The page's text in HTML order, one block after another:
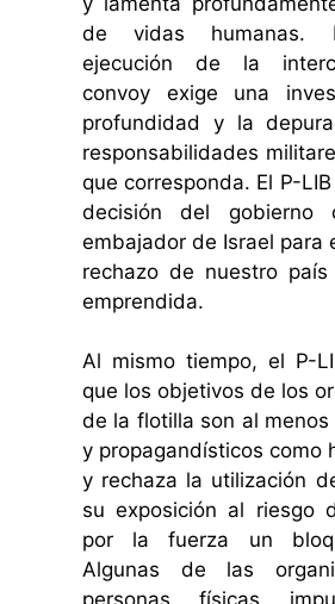
de vidas humanas.
ejecución de la
convoy exige una
profundidad y la
responsabilidades
que corresponda. El P-
decisión del
embajador de Israel para
rechazo de nuestro
emprendida.
Al mismo tiempo, el P-
que los objetivos de los
de la flotilla son al
y propagandísticos como
y rechaza la utilización
su exposición al riesgo
por la fuerza un
Algunas de las